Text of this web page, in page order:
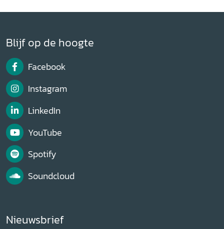
Blijf op de hoogte
Facebook
Instagram
LinkedIn
YouTube
Spotify
Soundcloud
Nieuwsbrief